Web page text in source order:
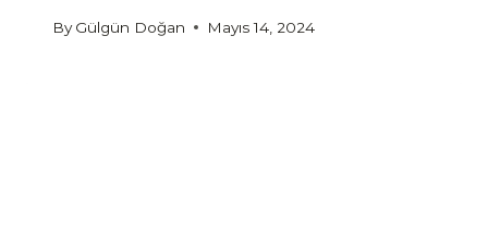
By Gülgün Doğan Mayıs 14, 2024